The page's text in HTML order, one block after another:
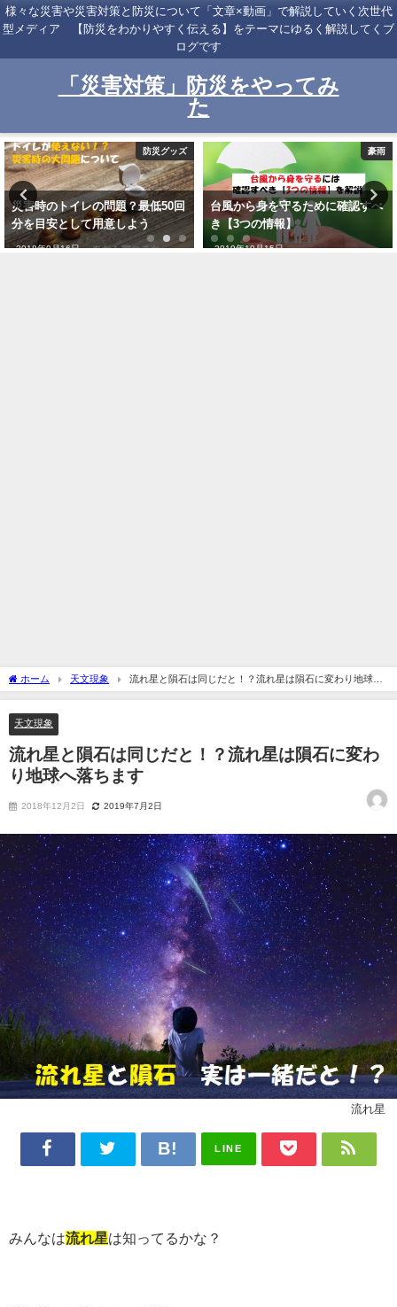
様々な災害や災害対策と防災について「文章×動画」で解説していく次世代
型メディア 【防災をわかりやすく伝える】をテーマにゆるく解説してくブ
ログです
「災害対策」防災をやってみ
た
豪雨
台風から身を守るために確認すべ
き【3つの情報】
2019年10月15日
地震
直下型地震の仕組みを解説！特徴
と揺れ方【わかりやすく解説】
2019年5月15日
ホーム 天文現象
流れ星と隕石は同じだと！？流れ星は隕石に変わり地球へ
落ちます
天文現象
流れ星と隕石は同じだと！？流れ星は隕石に変わ
り地球へ落ちます
2018年12月2日 2019年7月2日
流れ星
LINE
みんなは流れ星は知ってるかな？